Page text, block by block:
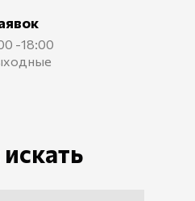
-18:00